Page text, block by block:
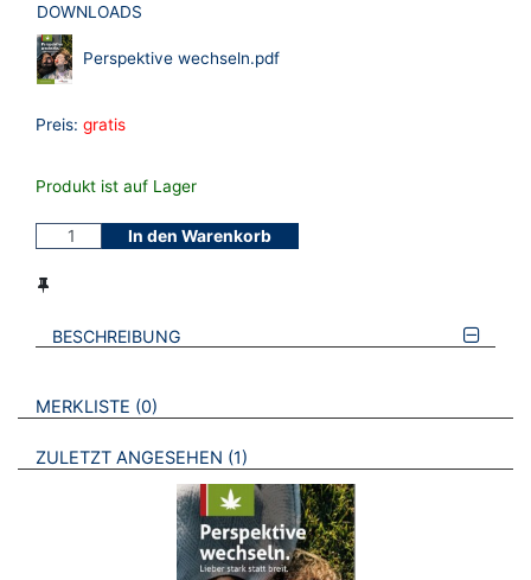
DOWNLOADS
Perspektive wechseln.pdf
Preis: gratis
Produkt ist auf Lager
In den Warenkorb
BESCHREIBUNG
VERWEISE AUF VERMERKTE- ODER ZULETZT ANGESEHENE
MERKLISTE 0 BROSCHÜREN
ZULETZT ANGESEHEN 1 BROSCHÜREN